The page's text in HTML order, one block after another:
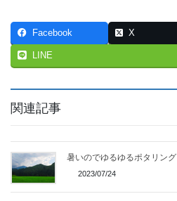
Facebook X
LINE
関連記事
暑いのでゆるゆるポタリング
2023/07/24